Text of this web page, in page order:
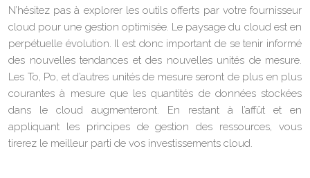
N’hésitez pas à explorer les outils offerts par votre fournisseur
cloud pour une gestion optimisée. Le paysage du cloud est en
perpétuelle évolution. Il est donc important de se tenir informé
des nouvelles tendances et des nouvelles unités de mesure.
Les To, Po, et d’autres unités de mesure seront de plus en plus
courantes à mesure que les quantités de données stockées
dans le cloud augmenteront. En restant à l’affût et en
appliquant les principes de gestion des ressources, vous
tirerez le meilleur parti de vos investissements cloud.